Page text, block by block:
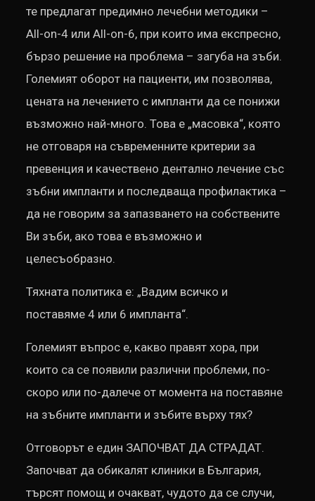
те предлагат предимно лечебни методики –
All-on-4 или All-on-6, при които има експресно,
бързо решение на проблема – загуба на зъби.
Големият оборот на пациенти, им позволява,
цената на лечението с импланти да се понижи
възможно най-много. Това е „масовка“, която
не отговаря на съвременните критерии за
превенция и качествено дентално лечение със
зъбни импланти и последваща профилактика –
да не говорим за запазването на собствените
Ви зъби, ако това е възможно и
целесъобразно.
Тяхната политика е: „Вадим всичко и
поставяме 4 или 6 импланта“.
Големият въпрос е, какво правят хора, при
които са се появили различни проблеми, по-
скоро или по-далече от момента на поставяне
на зъбните импланти и зъбите върху тях?
Отговорът е един ЗАПОЧВАТ ДА СТРАДАТ.
Започват да обикалят клиники в България,
търсят помощ и очакват, чудото да се случи,